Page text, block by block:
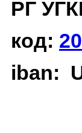
РГ
код:
iban: